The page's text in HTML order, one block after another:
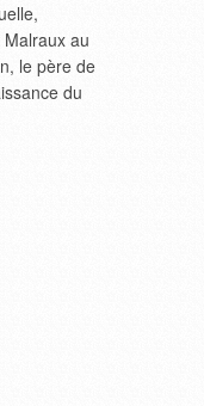
au
le père de
du